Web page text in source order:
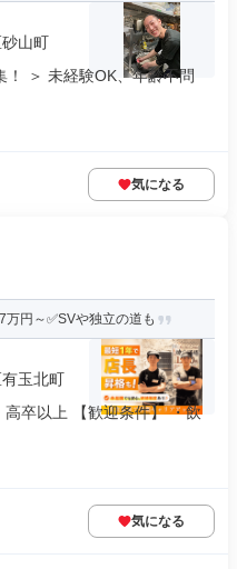
山町
＞ 未経験OK、年齢不問
気になる
円～✅SVや独立の道も
玉北町
卒以上 【歓迎条件】 ・飲
気になる